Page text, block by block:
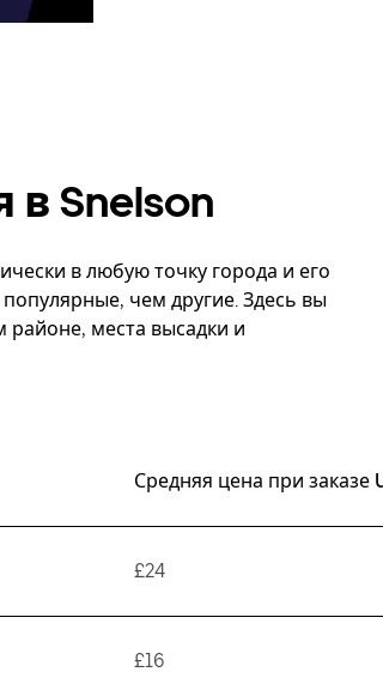
Snelson
в любую точку города и его
чем другие. Здесь вы
места высадки и
Средняя цена при заказе
£24
£16